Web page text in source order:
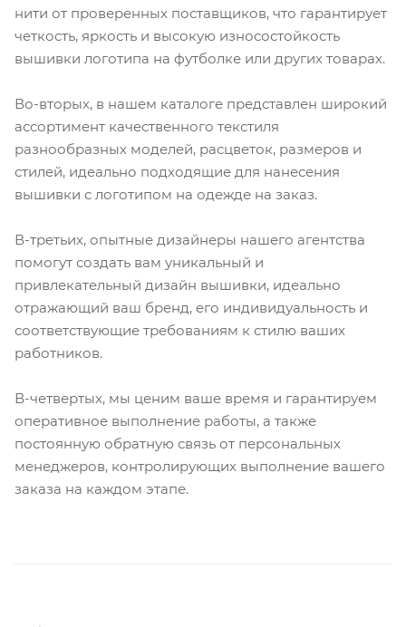
нити от проверенных поставщиков, что гарантирует
четкость, яркость и высокую износостойкость
вышивки логотипа на футболке или других товарах.
Во-вторых, в нашем каталоге представлен широкий
ассортимент качественного текстиля
разнообразных моделей, расцветок, размеров и
стилей, идеально подходящие для нанесения
вышивки с логотипом на одежде на заказ.
В-третьих, опытные дизайнеры нашего агентства
помогут создать вам уникальный и
привлекательный дизайн вышивки, идеально
отражающий ваш бренд, его индивидуальность и
соответствующие требованиям к стилю ваших
работников.
В-четвертых, мы ценим ваше время и гарантируем
оперативное выполнение работы, а также
постоянную обратную связь от персональных
менеджеров, контролирующих выполнение вашего
заказа на каждом этапе.